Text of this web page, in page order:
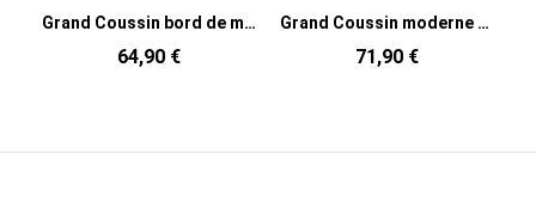
Grand Coussin bord de mer Carré 50x50 en Coton Blanc crème Avec franges Breeze
64,90 €
Grand Coussin moderne Carré 50x50 en Coton Rose Avec pompons Motif lignes Tazi
71,90 €